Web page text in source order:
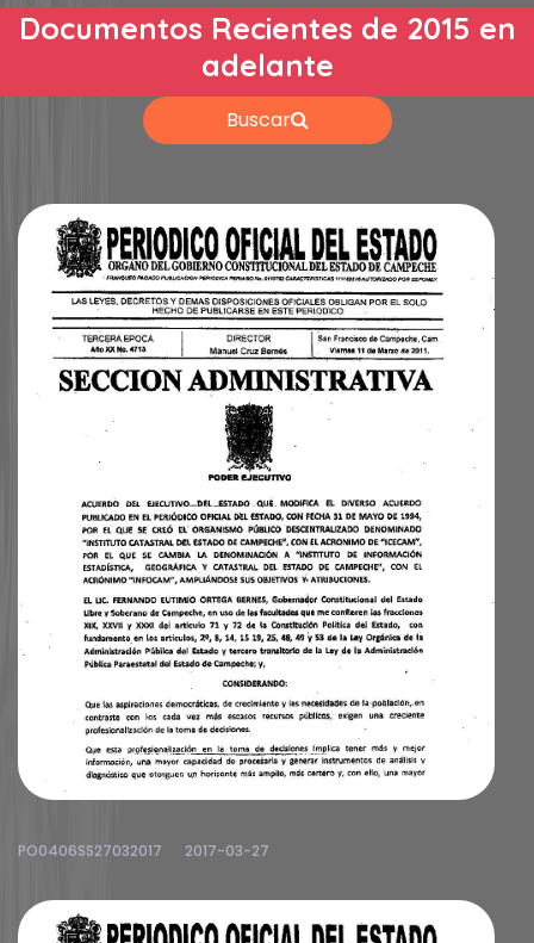
Documentos Recientes de 2015 en
adelante
Buscar
PO0406SS27032017 2017-03-27